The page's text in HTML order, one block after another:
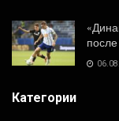
Категории